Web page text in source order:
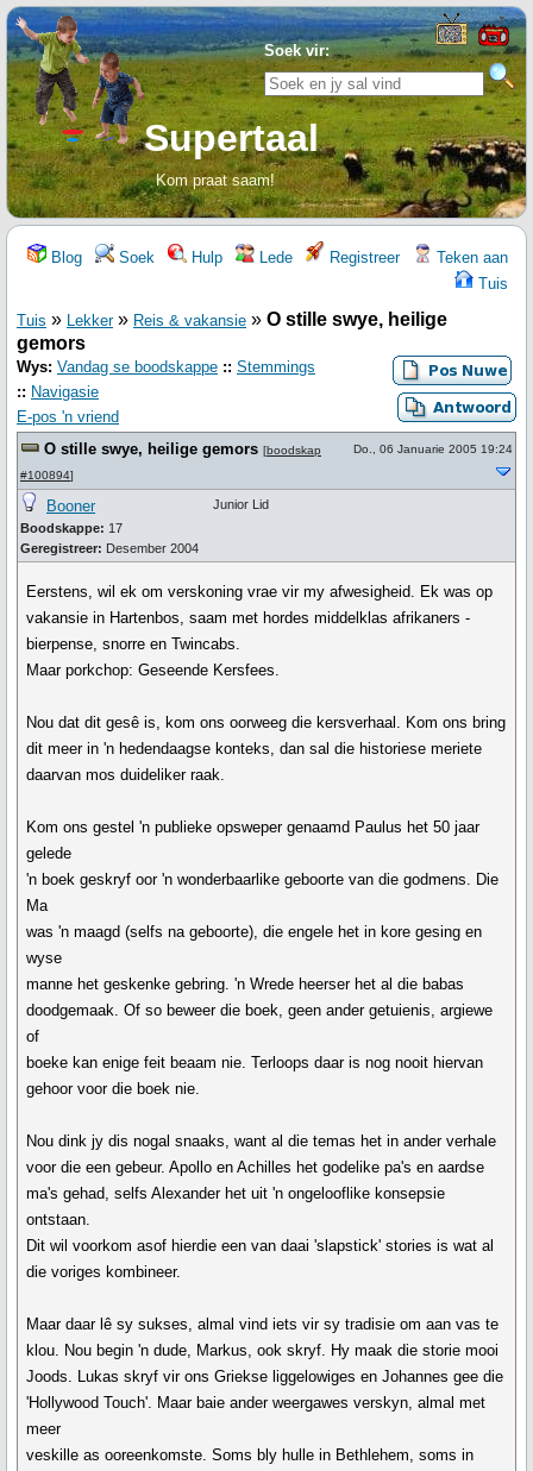
Soek vir:
Supertaal
Kom praat saam!
Blog Soek Hulp Lede Registreer
Teken aan
Tuis
Tuis » Lekker» Reis & vakansie » O stille swye, heilige
gemors
Wys: Vandag se boodskappe :: Stemmings
:: Navigasie
E-pos 'n vriend
O stille swye, heilige gemors [boodskap
#100894]
Do., 06 Januarie 2005 19:24
Booner
Boodskappe: 17
Geregistreer: Desember 2004
Junior Lid
Eerstens, wil ek om verskoning vrae vir my afwesigheid. Ek was op
vakansie in Hartenbos, saam met hordes middelklas afrikaners -
bierpense, snorre en Twincabs.
Maar porkchop: Geseende Kersfees.
Nou dat dit gesê is, kom ons oorweeg die kersverhaal. Kom ons bring
dit meer in 'n hedendaagse konteks, dan sal die historiese meriete
daarvan mos duideliker raak.
Kom ons gestel 'n publieke opsweper genaamd Paulus het 50 jaar
gelede
'n boek geskryf oor 'n wonderbaarlike geboorte van die godmens. Die
Ma
was 'n maagd (selfs na geboorte), die engele het in kore gesing en
wyse
manne het geskenke gebring. 'n Wrede heerser het al die babas
doodgemaak. Of so beweer die boek, geen ander getuienis, argiewe
of
boeke kan enige feit beaam nie. Terloops daar is nog nooit hiervan
gehoor voor die boek nie.
Nou dink jy dis nogal snaaks, want al die temas het in ander verhale
voor die een gebeur. Apollo en Achilles het godelike pa's en aardse
ma's gehad, selfs Alexander het uit 'n ongelooflike konsepsie
ontstaan.
Dit wil voorkom asof hierdie een van daai 'slapstick' stories is wat al
die voriges kombineer.
Maar daar lê sy sukses, almal vind iets vir sy tradisie om aan vas te
klou. Nou begin 'n dude, Markus, ook skryf. Hy maak die storie mooi
Joods. Lukas skryf vir ons Griekse liggelowiges en Johannes gee die
'Hollywood Touch'. Maar baie ander weergawes verskyn, almal met
meer
veskille as ooreenkomste. Soms bly hulle in Bethlehem, soms in